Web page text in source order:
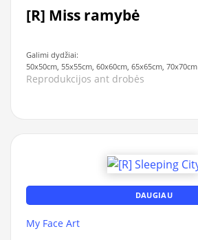
[R] Miss ramybė
Galimi dydžiai:
50x50cm, 55x55cm, 60x60cm, 65x65cm, 70x70cm
Reprodukcijos ant drobės
DAUGIAU
My Face Art